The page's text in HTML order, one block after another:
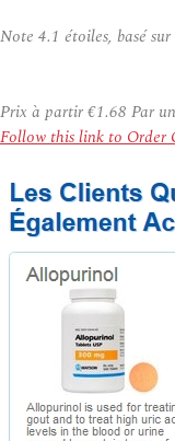
Note 4.1 étoiles, basé sur
Prix à partir€1.68 Par
Follow this link to Order